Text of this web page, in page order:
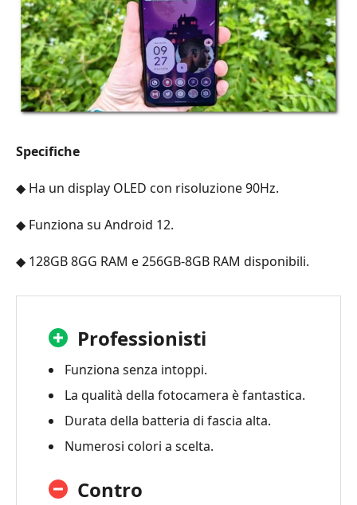
Specifiche
◆ Ha un display OLED con risoluzione 90Hz.
◆ Funziona su Android 12.
◆ 128GB 8GG RAM e 256GB-8GB RAM disponibili.
Professionisti
Funziona senza intoppi.
La qualità della fotocamera è fantastica.
Durata della batteria di fascia alta.
Numerosi colori a scelta.
Contro